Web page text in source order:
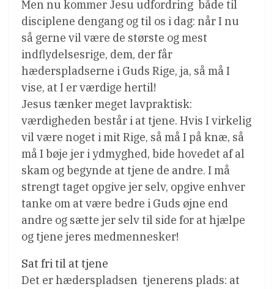
Men nu kommer Jesu udfordring  både til
disciplene dengang og til os i dag: når I nu
så gerne vil være de største og mest
indflydelsesrige, dem, der får
hæderspladserne i Guds Rige, ja, så må I
vise, at I er værdige hertil!
Jesus tænker meget lavpraktisk:
værdigheden består i at tjene. Hvis I virkelig
vil være noget i mit Rige, så må I på knæ, så
må I bøje jer i ydmyghed, bide hovedet af al
skam og begynde at tjene de andre. I må
strengt taget opgive jer selv, opgive enhver
tanke om at være bedre i Guds øjne end
andre og sætte jer selv til side for at hjælpe
og tjene jeres medmennesker!
Sat fri til at tjene
Det er hæderspladsen  tjenerens plads: at